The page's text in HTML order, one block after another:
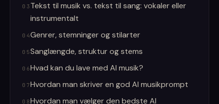
03 Tekst til musik vs. tekst til sang: vokaler eller
instrumentalt
04Genrer, stemninger og stilarter
05Sanglængde, struktur og stems
06Hvad kan du lave med AI musik?
07Hvordan man skriver en god AI musikprompt
08Hvordan man vælger den bedste AI